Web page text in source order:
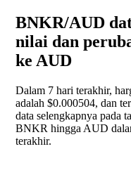
BNKR/AUD
nilai dan
ke AUD
Dalam 7 hari terakhir,
adalah $0.000504, dan
data selengkapnya pada
BNKR hingga AUD
terakhir.